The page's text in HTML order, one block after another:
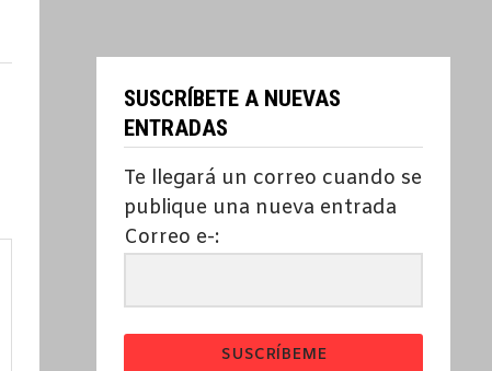
SUSCRÍBETE A NUEVAS
ENTRADAS
Te llegará un correo cuando se
publique una nueva entrada
Correo e-:
SUSCRÍBEME